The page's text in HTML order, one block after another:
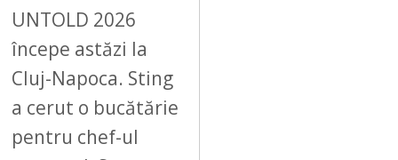
UNTOLD 2026
începe astăzi la
Cluj-Napoca. Sting
a cerut o bucătărie
pentru chef-ul